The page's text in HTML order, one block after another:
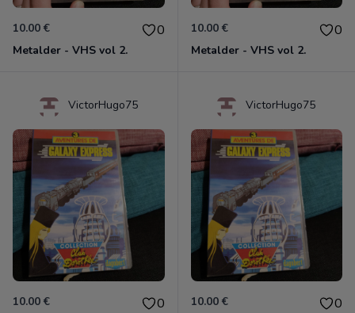
10.00 € 0
Metalder - VHS vol 2.
10.00 € 0
Metalder - VHS vol 2.
VictorHugo75
10.00 € 0
VictorHugo75
10.00 € 0